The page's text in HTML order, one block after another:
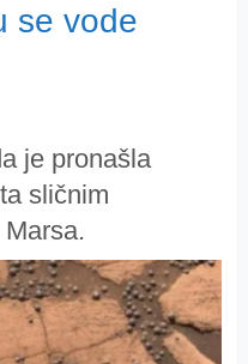
se vode
je pronašla
sličnim